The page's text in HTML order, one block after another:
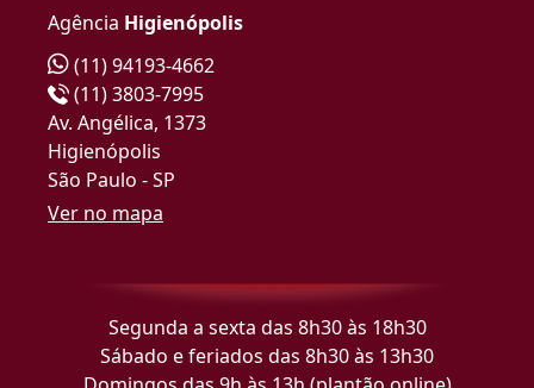
Agência Higienópolis
(11) 94193-4662
(11) 3803-7995
Av. Angélica, 1373
Higienópolis
São Paulo - SP
Ver no mapa
Segunda a sexta das 8h30 às 18h30
Sábado e feriados das 8h30 às 13h30